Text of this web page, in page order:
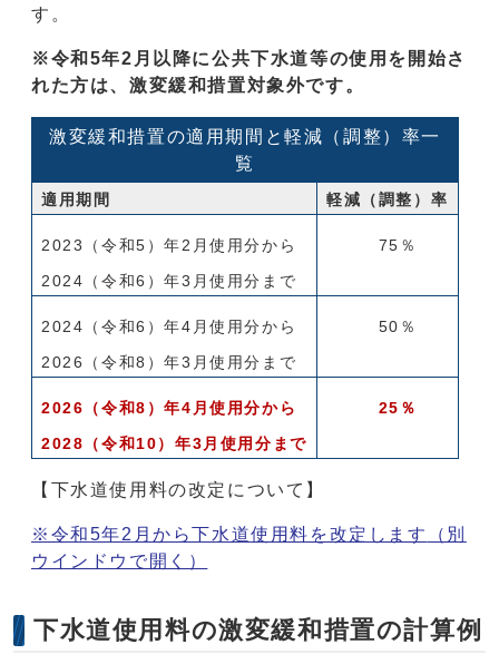
す。
※令和5年2月以降に公共下水道等の使用を開始さ
れた方は、激変緩和措置対象外です。
激変緩和措置の適用期間と軽減（調整）率一
覧
適用期間 軽減（調整）率
2023（令和5）年2月使用分から
2024（令和6）年3月使用分まで
75％
2024（令和6）年4月使用分から
2026（令和8）年3月使用分まで
50％
2026（令和8）年4月使用分から
2028（令和10）年3月使用分まで
25％
【下水道使用料の改定について】
※令和5年2月から下水道使用料を改定します
（別
ウインドウで開く）
下水道使用料の激変緩和措置の計算例